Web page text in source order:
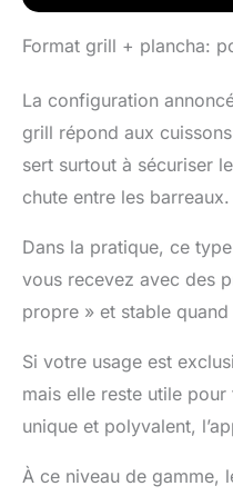
Format grill + plancha:
La configuration
grill répond aux
sert surtout à sécuriser
chute entre les barreaux.
Dans la pratique, ce
vous recevez avec des
propre » et stable
Si votre usage est
mais elle reste utile
unique et polyvalent,
À ce niveau de gamme,